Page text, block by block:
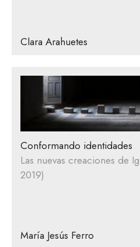
Clara Arahuetes
Conformando identidades
Las nuevas creaciones de
2019)
María Jesús Ferro